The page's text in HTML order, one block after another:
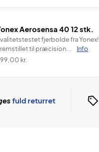
Aerosensa 40 12 stk.
fjerbolde fra Yonex!
til præcision...
Info
kr.
fuld returret